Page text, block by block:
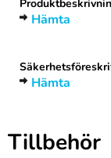
Hämta
Hämta
Tillbehör